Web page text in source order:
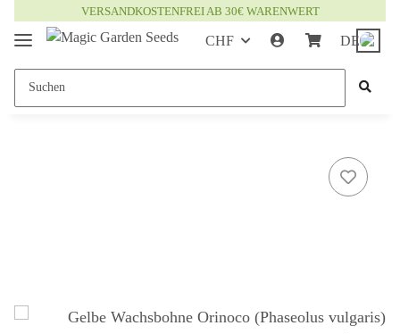
VERSANDKOSTENFREI AB 30€ WARENWERT
CHF DE